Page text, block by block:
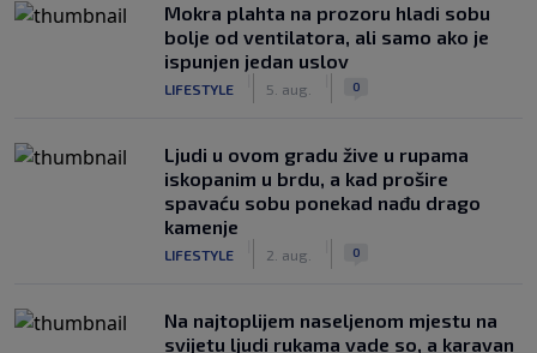
Mokra plahta na prozoru hladi sobu
bolje od ventilatora, ali samo ako je
ispunjen jedan uslov
LIFESTYLE 5. aug. 0
Ljudi u ovom gradu žive u rupama
iskopanim u brdu, a kad prošire
spavaću sobu ponekad nađu drago
kamenje
LIFESTYLE 2. aug. 0
Na najtoplijem naseljenom mjestu na
svijetu ljudi rukama vade so, a karavan